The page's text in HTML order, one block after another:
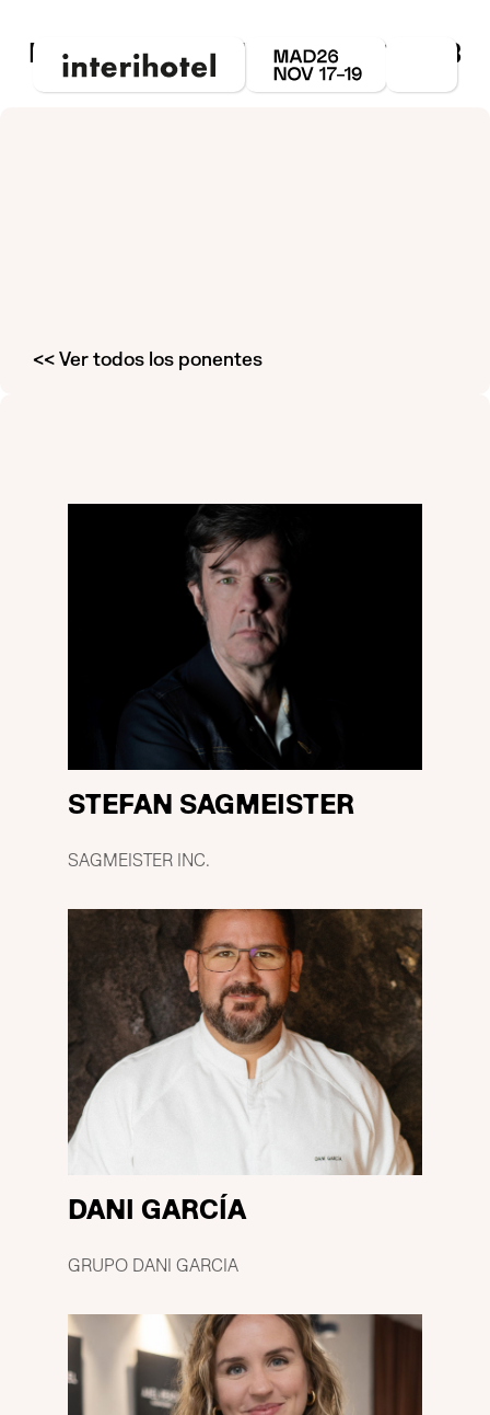
PONENTES INTERIHOTEL BCN23
<< Ver todos los ponentes
STEFAN SAGMEISTER
SAGMEISTER INC.
DANI GARCÍA
GRUPO DANI GARCIA